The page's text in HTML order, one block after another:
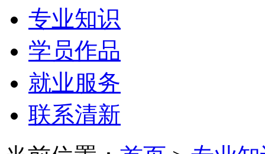
专业知识
学员作品
就业服务
联系清新